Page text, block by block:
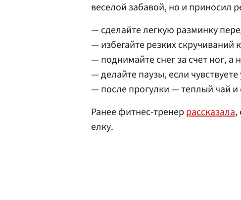
веселой забавой, но и приносил
— сделайте легкую разминку
— избегайте резких скручиваний
— поднимайте снег за счет ног, а
— делайте паузы, если чувствуете
— после прогулки — теплый чай и
Ранее фитнес-тренер рассказала,
елку.